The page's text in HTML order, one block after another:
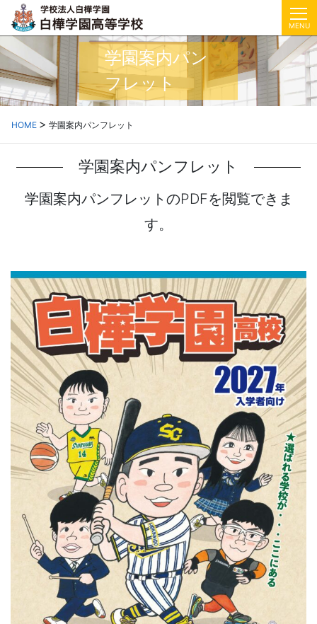
MENU
学園案内パン
フレット
HOME 学園案内パンフレット
学園案内パンフレット
学園案内パンフレットのPDFを閲覧できま
す。